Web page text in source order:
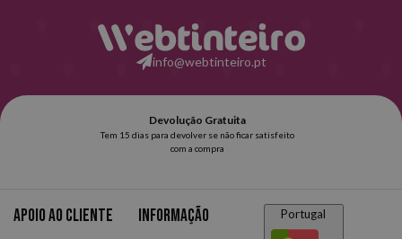
info@webtinteiro.pt
Apoio ao cliente Informação Portugal